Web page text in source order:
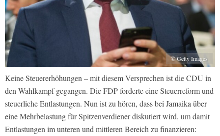
© Getty Images
Keine Steuererhöhungen – mit diesem Versprechen ist die CDU in
den Wahlkampf gegangen. Die FDP forderte eine Steuerreform und
steuerliche Entlastungen. Nun ist zu hören, dass bei Jamaika über
eine Mehrbelastung für Spitzenverdiener diskutiert wird, um damit
Entlastungen im unteren und mittleren Bereich zu finanzieren: